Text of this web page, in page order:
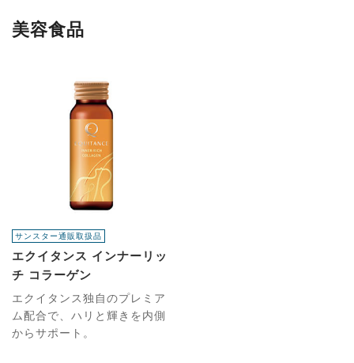
美容食品
サンスター通販取扱品
エクイタンス インナーリッ
チ コラーゲン
エクイタンス独自のプレミア
ム配合で、ハリと輝きを内側
からサポート。